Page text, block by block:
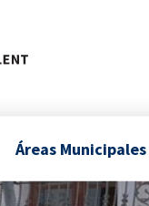
Áreas Municipales